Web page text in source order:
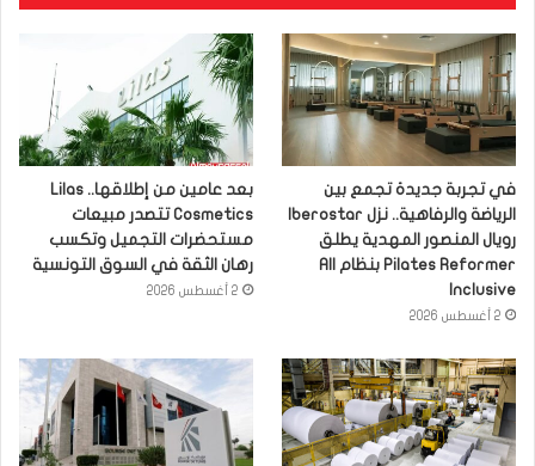
في تجربة جديدة تجمع بين
رويال المنصور المهدية يطلق
Pilates Reformer بنظام All
Inclusive
2 أغسطس 2026
بعد عامين من إطلاقها.. Lilas
Cosmetics تتصدر مبيعات
مستحضرات التجميل وتكسب
رهان الثقة في السوق التونسية
2 أغسطس 2026